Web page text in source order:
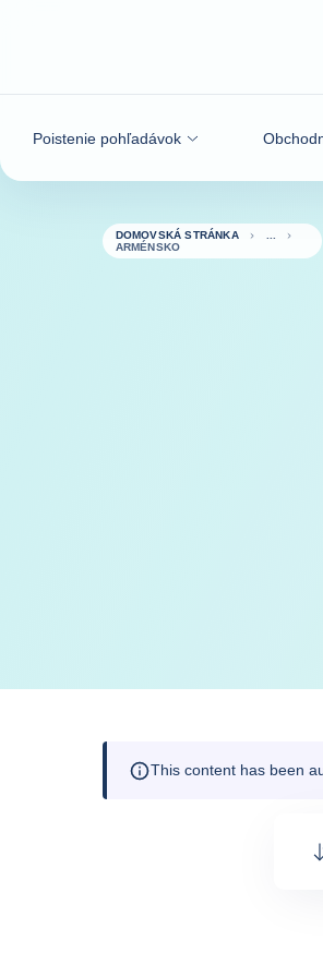
Poistenie pohľadávok
DOMOVSKÁ STRÁNKA
ARMÉNSKO
This content has been